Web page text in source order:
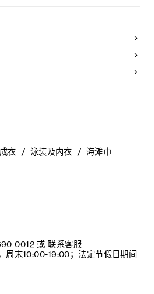
成衣 泳装及内衣 海滩巾
0012 或 联系客服
周末10:00-19:00；法定节假日期间